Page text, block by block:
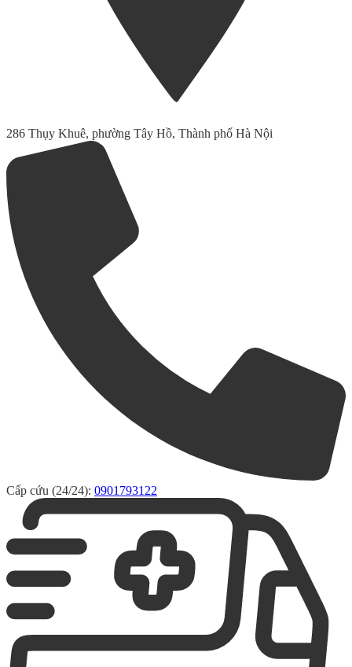
286 Thụy Khuê, phường Tây Hồ, Thành phố Hà Nội
Cấp cứu (24/24): 0901793122